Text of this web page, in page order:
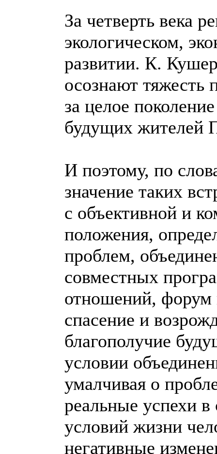
За четверть века
экологическом,
развитии. К.
осознают тяжесть
за целое
будущих жителей
И поэтому, по
значение таких
с объективной и
положения,
проблем,
совместных
отношений, форум
спасение и
благополучие
условии
умалчивая о
реальные успехи
условий жизни
негативные